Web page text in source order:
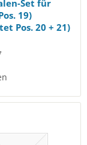
Set für
19)
Pos. 20 + 21)